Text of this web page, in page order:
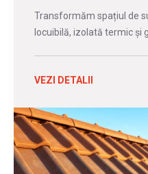
Transformăm spațiul de
locuibilă, izolată termic și
VEZI DETALII